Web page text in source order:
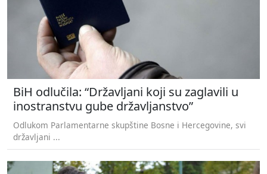
BiH odlučila: “Državljani koji su zaglavili u
inostranstvu gube državljanstvo”
Odlukom Parlamentarne skupštine Bosne i Hercegovine, svi
državljani ...